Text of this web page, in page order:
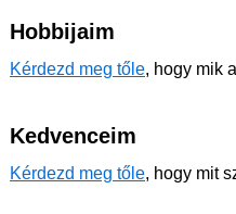
Hobbijaim
Kérdezd meg tőle, hogy mik
Kedvenceim
Kérdezd meg tőle, hogy mit